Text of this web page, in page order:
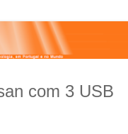
com 3 USB